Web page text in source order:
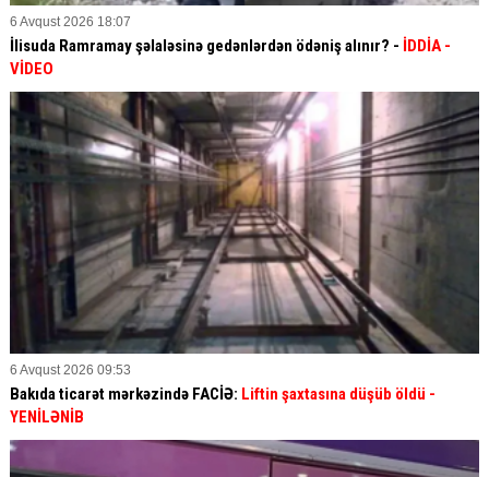
6 Avqust 2026 18:07
İlisuda Ramramay şəlaləsinə gedənlərdən ödəniş alınır? - İDDİA -
VİDEO
6 Avqust 2026 09:53
Bakıda ticarət mərkəzində FACİƏ: Liftin şaxtasına düşüb öldü -
YENİLƏNİB